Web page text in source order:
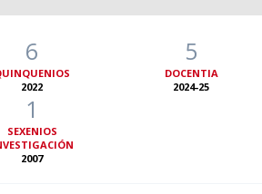
6
2022
5
DOCENTIA
2024-25
1
SEXENIOS
2007